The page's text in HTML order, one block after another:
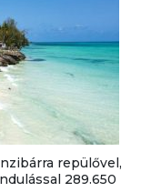
repülővel,
289.650